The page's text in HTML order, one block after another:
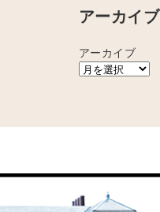
アーカイブ
アーカイブ